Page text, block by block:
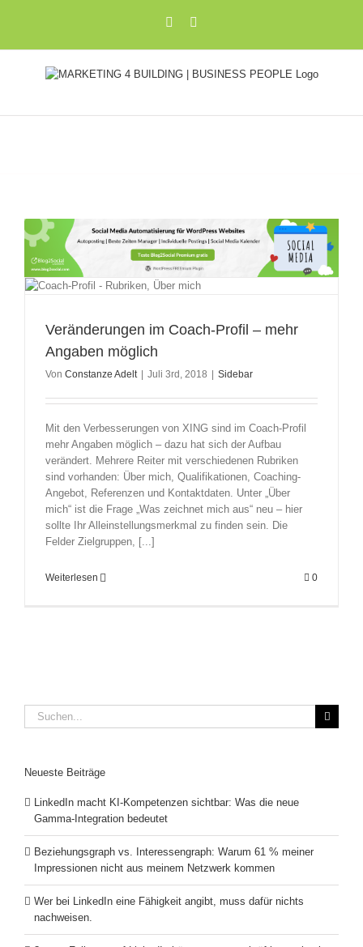
Xing
Veränderungen im Coach-Profil – mehr
Angaben möglich
Von Constanze Adelt | Juli 3rd, 2018 | Sidebar
Mit den Verbesserungen von XING sind im Coach-Profil
mehr Angaben möglich – dazu hat sich der Aufbau
verändert. Mehrere Reiter mit verschiedenen Rubriken
sind vorhanden: Über mich, Qualifikationen, Coaching-
Angebot, Referenzen und Kontaktdaten. Unter „Über
mich“ ist die Frage „Was zeichnet mich aus“ neu – hier
sollte Ihr Alleinstellungsmerkmal zu finden sein. Die
Felder Zielgruppen, [...]
Weiterlesen 0
Suche
nach:
Neueste Beiträge
LinkedIn macht KI-Kompetenzen sichtbar: Was die neue
Gamma-Integration bedeutet
Beziehungsgraph vs. Interessengraph: Warum 61 % meiner
Impressionen nicht aus meinem Netzwerk kommen
Wer bei LinkedIn eine Fähigkeit angibt, muss dafür nichts
nachweisen.